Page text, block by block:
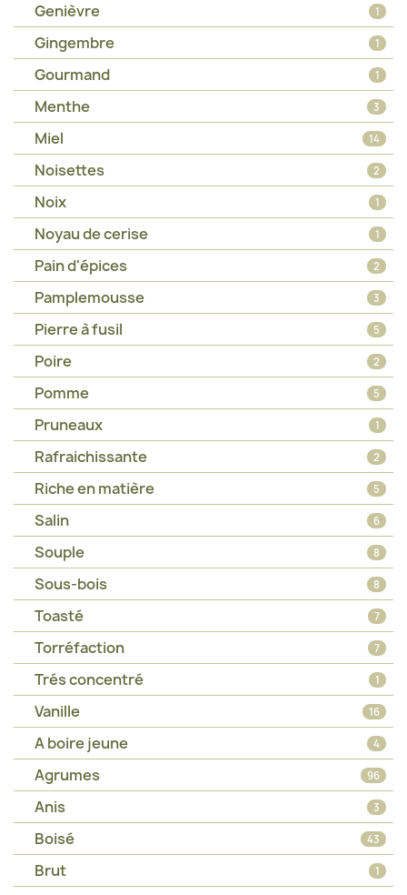
Genièvre 1
Gingembre 1
Gourmand 1
Menthe 3
Miel 14
Noisettes 2
Noix 1
Noyau de cerise 1
Pain d'épices 2
Pamplemousse 3
Pierre à fusil 5
Poire 2
Pomme 5
Pruneaux 1
Rafraichissante 2
Riche en matière 5
Salin 6
Souple 8
Sous-bois 8
Toasté 7
Torréfaction 7
Trés concentré 1
Vanille 16
A boire jeune 4
Agrumes 96
Anis 3
Boisé 43
Brut 1